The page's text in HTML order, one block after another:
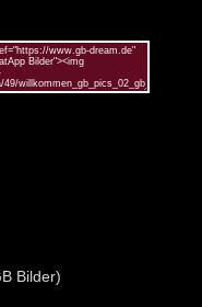
Bilder)